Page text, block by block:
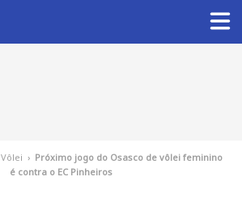
Vôlei › Próximo jogo do Osasco de vôlei feminino
é contra o EC Pinheiros